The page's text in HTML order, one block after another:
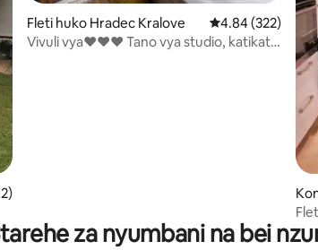
wa wastani wa 4.75 kati ya 5, tathmini 12
Fleti huko Hradec Kralove Ukadiriaji wa
4.84 (322)
Vivuli vya❤❤❤ Tano vya studio, katikati
ya
za nyumbani na bei